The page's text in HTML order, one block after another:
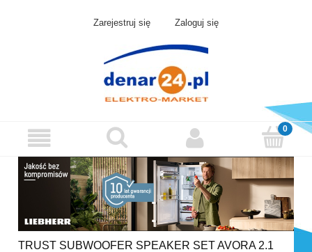
Zarejestruj się Zaloguj się
TRUST SUBWOOFER SPEAKER SET AVORA 2.1